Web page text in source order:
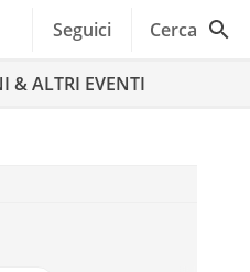
Seguici Cerca
& ALTRI EVENTI